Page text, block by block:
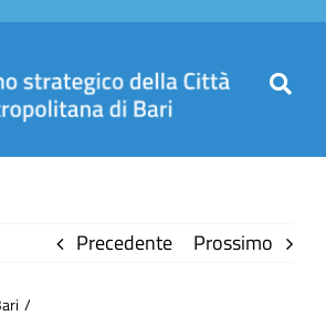
Precedente Prossimo